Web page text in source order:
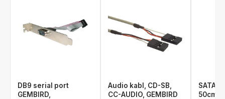
DB9 serial port
GEMBIRD,
Audio kabl, CD-SB,
CC-AUDIO, GEMBIRD
SATA
50cm,